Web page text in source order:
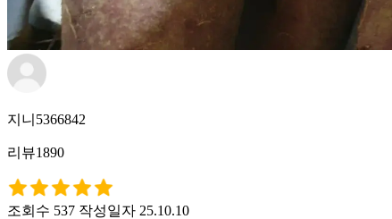
지니5366842
리뷰1890
조회수 537 작성일자 25.10.10